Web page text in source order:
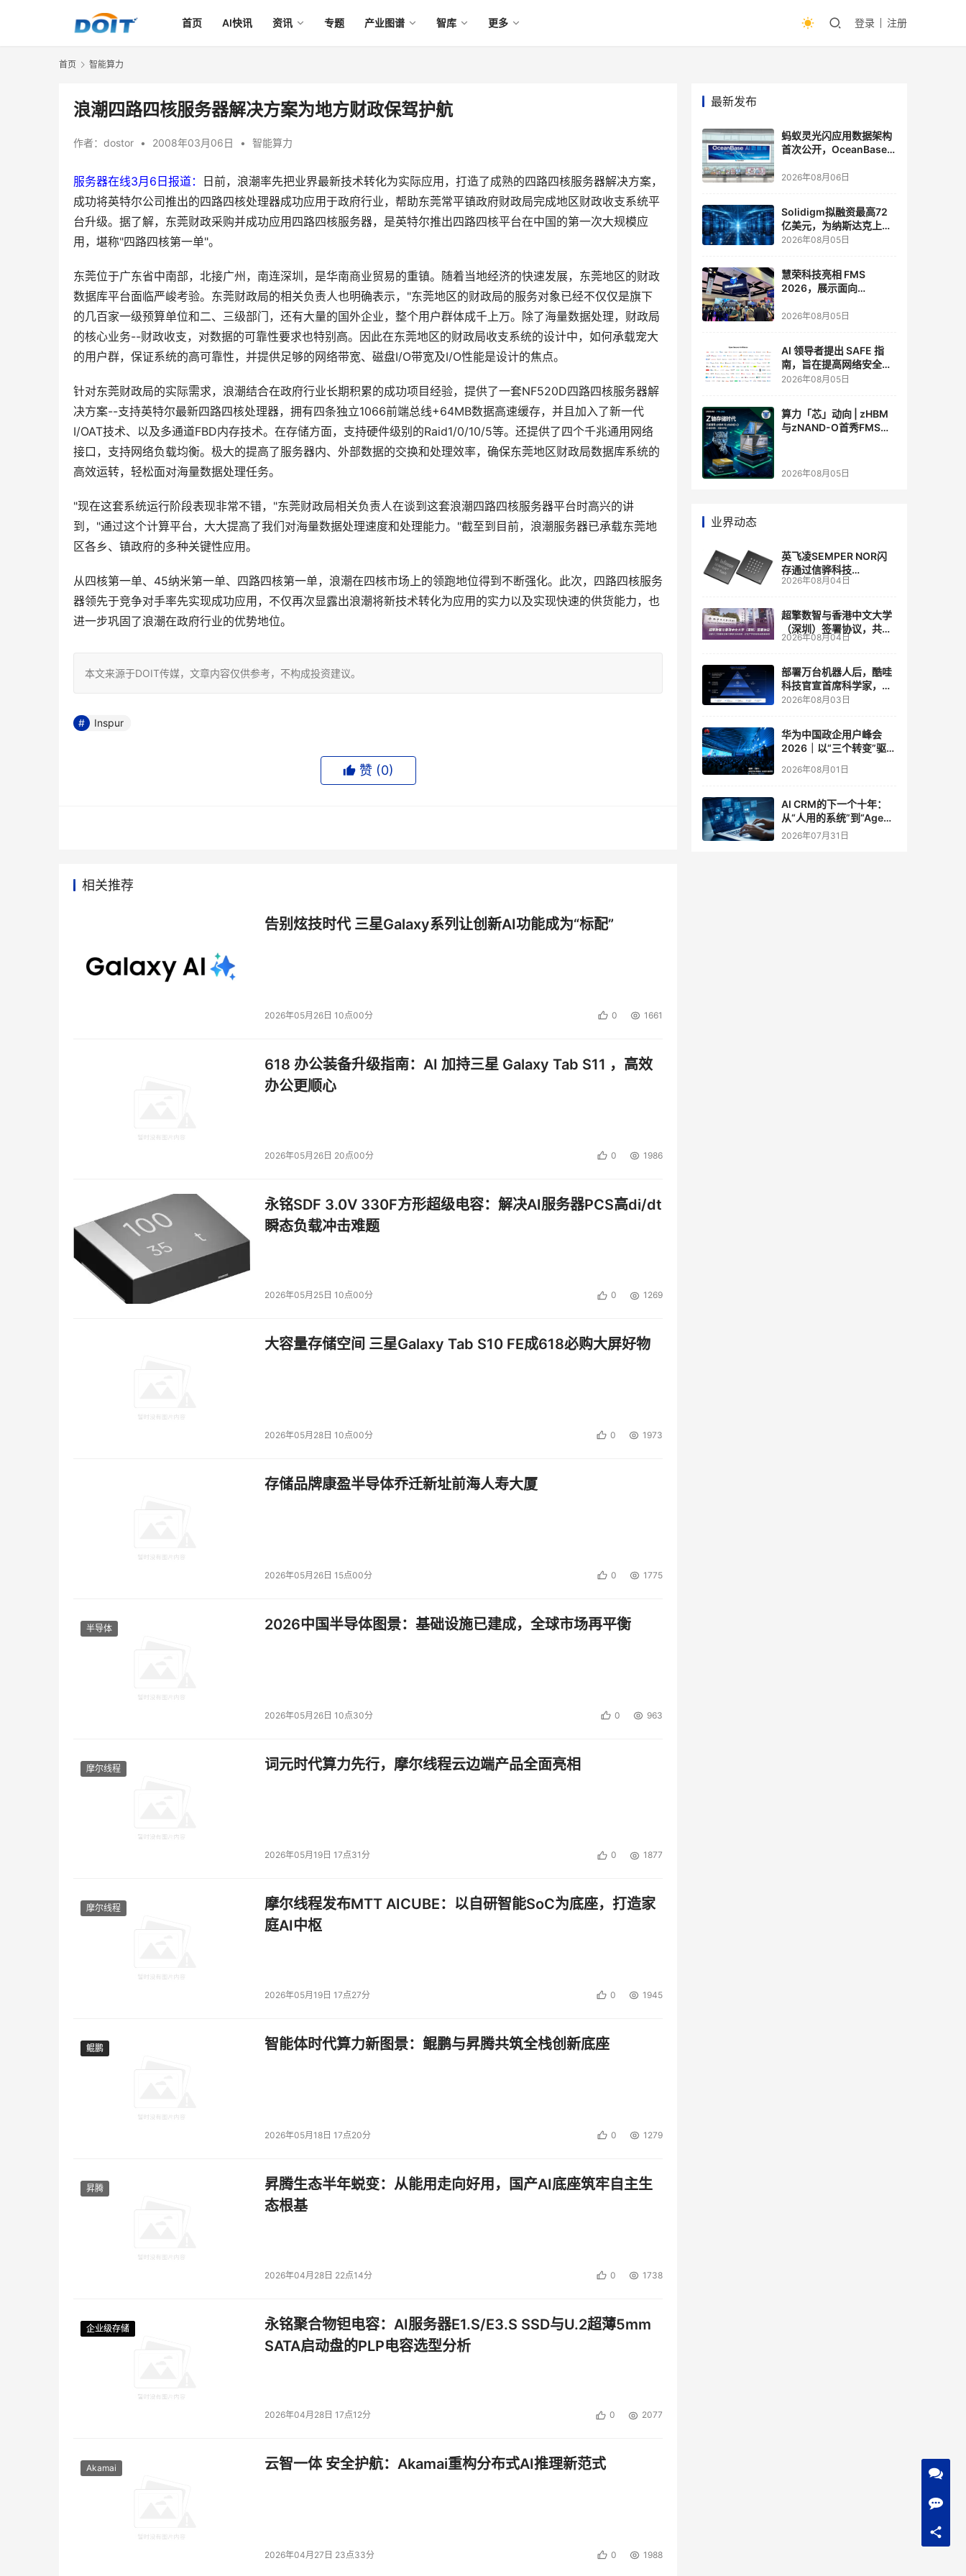
首页 AI快讯 资讯 专题 产业图谱 智库 更多 登录 注册
首页 智能算力
浪潮四路四核服务器解决方案为地方财政保驾护航
作者： dostor • 2008年03月06日 • 智能算力
服务器在线3月6日报道：
日前，浪潮率先把业界最新技术转化为实际应用，打造了成熟的四路四核服务器解决方案，
成功将英特尔公司推出的四路四核处理器成功应用于政府行业，帮助东莞常平镇政府财政局完成地区财政收支系统平
台升级。据了解，东莞财政采购并成功应用四路四核服务器，是英特尔推出四路四核平台在中国的第一次大规模应
用，堪称"四路四核第一单"。
东莞位于广东省中南部，北接广州，南连深圳，是华南商业贸易的重镇。随着当地经济的快速发展，东莞地区的财政
数据库平台面临严峻考验。东莞财政局的相关负责人也明确表示，"东莞地区的财政局的服务对象已经不仅仅是旗下
的几百家一级预算单位和二、三级部门，还有大量的国外企业，整个用户群体成千上万。除了海量数据处理，财政局
的核心业务--财政收支，对数据的可靠性要求也特别高。因此在东莞地区的财政局收支系统的设计中，如何承载宠大
的用户群，保证系统的高可靠性，并提供足够的网络带宽、磁盘I/O带宽及I/O性能是设计的焦点。
针对东莞财政局的实际需求，浪潮结合在政府行业长期积累的成功项目经验，提供了一套NF520D四路四核服务器解
决方案--支持英特尔最新四路四核处理器，拥有四条独立1066前端总线+64MB数据高速缓存，并且加入了新一代
I/OAT技术、以及多通道FBD内存技术。在存储方面，支持硬件级别的Raid1/0/10/5等。还提供了四个千兆通用网络
接口，支持网络负载均衡。极大的提高了服务器内、外部数据的交换和处理效率，确保东莞地区财政局数据库系统的
高效运转，轻松面对海量数据处理任务。
"现在这套系统运行阶段表现非常不错，"东莞财政局相关负责人在谈到这套浪潮四路四核服务器平台时高兴的讲
到，"通过这个计算平台，大大提高了我们对海量数据处理速度和处理能力。"截至到目前，浪潮服务器已承载东莞地
区各乡、镇政府的多种关键性应用。
从四核第一单、45纳米第一单、四路四核第一单，浪潮在四核市场上的领跑地位得到不断强化。此次，四路四核服务
器领先于竞争对手率先实现成功应用，不仅再次显露出浪潮将新技术转化为应用的实力以及实现快速的供货能力，也
进一步巩固了浪潮在政府行业的优势地位。
本文来源于DOIT传媒，文章内容仅供参考，不构成投资建议。
Inspur
赞 (0)
相关推荐
告别炫技时代 三星Galaxy系列让创新AI功能成为“标配”
2026年05月26日 10点00分 0 1661
618 办公装备升级指南：AI 加持三星 Galaxy Tab S11 ，高效
办公更顺心
2026年05月26日 20点00分 0 1986
永铭SDF 3.0V 330F方形超级电容：解决AI服务器PCS高di/dt
瞬态负载冲击难题
2026年05月25日 10点00分 0 1269
大容量存储空间 三星Galaxy Tab S10 FE成618必购大屏好物
2026年05月28日 10点00分 0 1973
存储品牌康盈半导体乔迁新址前海人寿大厦
2026年05月26日 15点00分 0 1775
半导体 2026中国半导体图景：基础设施已建成，全球市场再平衡
2026年05月26日 10点30分 0 963
摩尔线程 词元时代算力先行，摩尔线程云边端产品全面亮相
2026年05月19日 17点31分 0 1877
摩尔线程
摩尔线程发布MTT AICUBE：以自研智能SoC为底座，打造家
庭AI中枢
2026年05月19日 17点27分 0 1945
鲲鹏
鲲鹏 智能体时代算力新图景：鲲鹏与昇腾共筑全栈创新底座
2026年05月18日 17点20分 0 1279
昇腾
昇腾生态半年蜕变：从能用走向好用，国产AI底座筑牢自主生
态根基
2026年04月28日 22点14分 0 1738
企业级存储
企业级存储
企业级存储
企业级存储
永铭聚合物钽电容：AI服务器E1.S/E3.S SSD与U.2超薄5mm
SATA启动盘的PLP电容选型分析
2026年04月28日 17点12分 0 2077
Akamai 云智一体 安全护航：Akamai重构分布式AI推理新范式
2026年04月27日 23点33分 0 1988
最新发布
蚂蚁灵光闪应用数据架构
首次公开，OceanBase
2026年08月06日
Solidigm拟融资最高72
亿美元，为纳斯达克上市
做准备
2026年08月05日
慧荣科技亮相 FMS
2026，展示面向
存储方案
2026年08月05日
AI 领导者提出 SAFE 指
南，旨在提高网络安全透
明度
2026年08月05日
算力「芯」动向 | zHBM
与zNAND-O首秀FMS
个维度，z轴算盘的魅力
2026年08月05日
业界动态
英飞凌SEMPER NOR闪
存通过信骅科技
AST2700 BMC认证，全
管理
2026年08月04日
超擎数智与香港中文大学
（深圳）签署协议，共建
人工智能和边缘计算联合
2026年08月04日
部署万台机器人后，酷哇
科技官宣首席科学家，要
让世界模型交付生产力
2026年08月03日
华为中国政企用户峰会
2026｜以“三个转变”驱动
2026年08月01日
AI CRM的下一个十年：
从“人用的系统”到“Agent
调用的底座”
2026年07月31日